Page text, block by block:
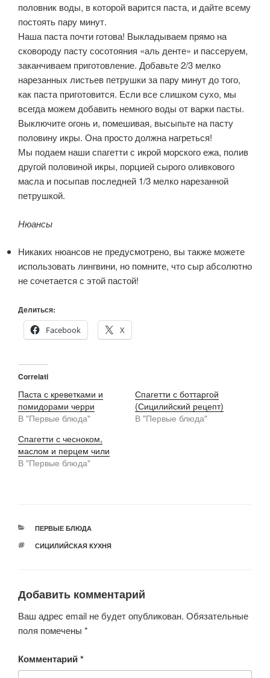
половник воды, в которой варится паста, и дайте всему
постоять пару минут.
Наша паста почти готова! Выкладываем прямо на
сковороду пасту сосотояния «аль денте» и пассеруем,
заканчиваем приготовление. Добавьте 2/3 мелко
нарезанных листьев петрушки за пару минут до того,
как паста приготовится. Если все слишком сухо, мы
всегда можем добавить немного воды от варки пасты.
Выключите огонь и, помешивая, высыпьте на пасту
половину икры. Она просто должна нагреться!
Мы подаем наши спагетти с икрой морского ежа, полив
другой половиной икры, порцией сырого оливкового
масла и посыпав последней 1/3 мелко нарезанной
петрушкой.
Нюансы
Никаких нюансов не предусмотрено, вы также можете
использовать лингвини, но помните, что сыр абсолютно
не сочетается с этой пастой!
Делиться:
Facebook
X
Correlati
Паста с креветками и
помидорами черри
В "Первые блюда"
Спагетти с боттаргой
(Сицилийский рецепт)
В "Первые блюда"
Спагетти с чесноком,
маслом и перцем чили
В "Первые блюда"
РУБРИКИ
ПЕРВЫЕ БЛЮДА
МЕТКИ
СИЦИЛИЙСКАЯ КУХНЯ
Добавить комментарий
Ваш адрес email не будет опубликован. Обязательные
поля помечены *
Комментарий*